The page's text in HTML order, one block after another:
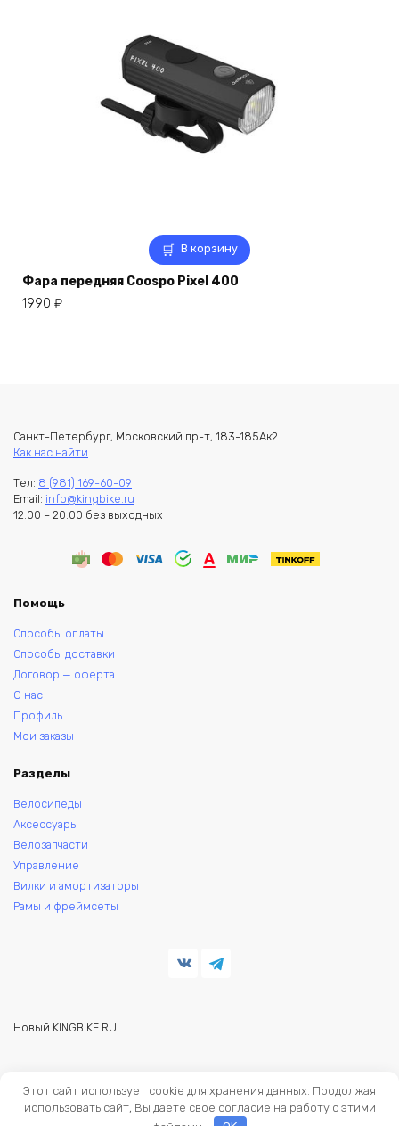
В корзину
Фара передняя Coospo Pixel 400
1990 ₽
Санкт-Петербург, Московский пр-т, 183-185Ак2
Как нас найти
Тел: 8 (981) 169-60-09
Email: info@kingbike.ru
12.00 – 20.00 без выходных
Помощь
Способы оплаты
Способы доставки
Договор — оферта
О нас
Профиль
Мои заказы
Разделы
Велосипеды
Аксессуары
Велозапчасти
Управление
Вилки и амортизаторы
Рамы и фреймсеты
Новый KINGBIKE.RU
велосипедов.
Этот сайт использует cookie для хранения данных. Продолжая
использовать сайт, Вы даете свое согласие на работу с этими